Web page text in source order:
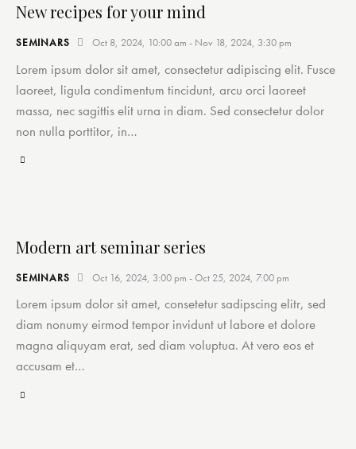
New recipes for your mind
SEMINARS Oct 8, 2024, 10:00 am - Nov 18, 2024, 3:30 pm
Lorem ipsum dolor sit amet, consectetur adipiscing elit. Fusce
laoreet, ligula condimentum tincidunt, arcu orci laoreet
massa, nec sagittis elit urna in diam. Sed consectetur dolor
non nulla porttitor, in…
Modern art seminar series
SEMINARS Oct 16, 2024, 3:00 pm -Oct 25, 2024, 7:00 pm
Lorem ipsum dolor sit amet, consetetur sadipscing elitr, sed
diam nonumy eirmod tempor invidunt ut labore et dolore
magna aliquyam erat, sed diam voluptua. At vero eos et
accusam et…